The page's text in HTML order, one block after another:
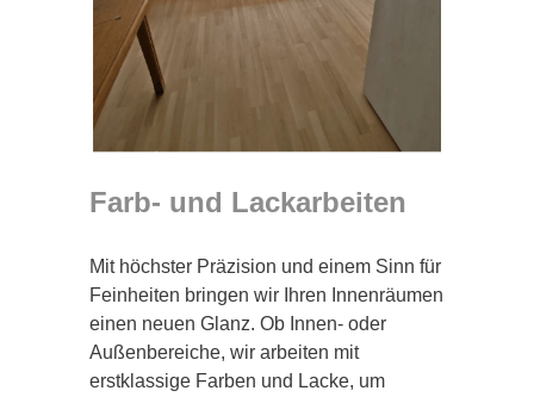
Farb- und Lackarbeiten
Mit höchster Präzision und einem Sinn für
Feinheiten bringen wir Ihren Innenräumen
einen neuen Glanz. Ob Innen- oder
Außenbereiche, wir arbeiten mit
erstklassige Farben und Lacke, um